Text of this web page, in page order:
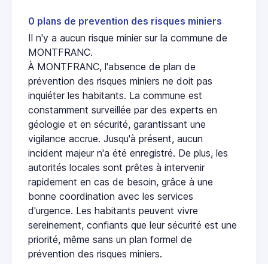
0 plans de prevention des risques miniers
Il n'y a aucun risque minier sur la commune de
MONTFRANC.
À MONTFRANC, l'absence de plan de
prévention des risques miniers ne doit pas
inquiéter les habitants. La commune est
constamment surveillée par des experts en
géologie et en sécurité, garantissant une
vigilance accrue. Jusqu'à présent, aucun
incident majeur n'a été enregistré. De plus, les
autorités locales sont prêtes à intervenir
rapidement en cas de besoin, grâce à une
bonne coordination avec les services
d'urgence. Les habitants peuvent vivre
sereinement, confiants que leur sécurité est une
priorité, même sans un plan formel de
prévention des risques miniers.